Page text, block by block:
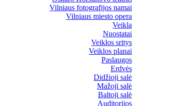
Vilniaus fotografijos namai
Vilniaus miesto opera
Veikla
Nuostatai
Veiklos sritys
Veiklos planai
Paslaugos
Erdvės
Didžioji salė
Mažoji salė
Baltoji salė
Auditorijos